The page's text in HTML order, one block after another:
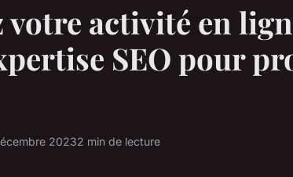
votre activité en
SEO pour
20232 min de lecture